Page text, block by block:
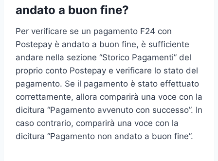
andato a buon fine?
Per verificare se un pagamento F24 con
Postepay è andato a buon fine, è sufficiente
andare nella sezione “Storico Pagamenti” del
proprio conto Postepay e verificare lo stato del
pagamento. Se il pagamento è stato effettuato
correttamente, allora comparirà una voce con la
dicitura “Pagamento avvenuto con successo”. In
caso contrario, comparirà una voce con la
dicitura “Pagamento non andato a buon fine”.